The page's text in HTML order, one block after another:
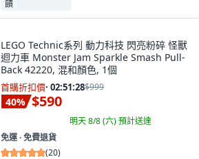
LEGO Technic系列 動力科技 閃亮粉碎 怪獸
迴力車 Monster Jam Sparkle Smash Pull-
Back 42220, 混和顏色, 1個
首購折扣價· 02:51:27$999
40% $590
明天 8/8 (六)預計送達
免運 ∙ 免費退貨
(20)